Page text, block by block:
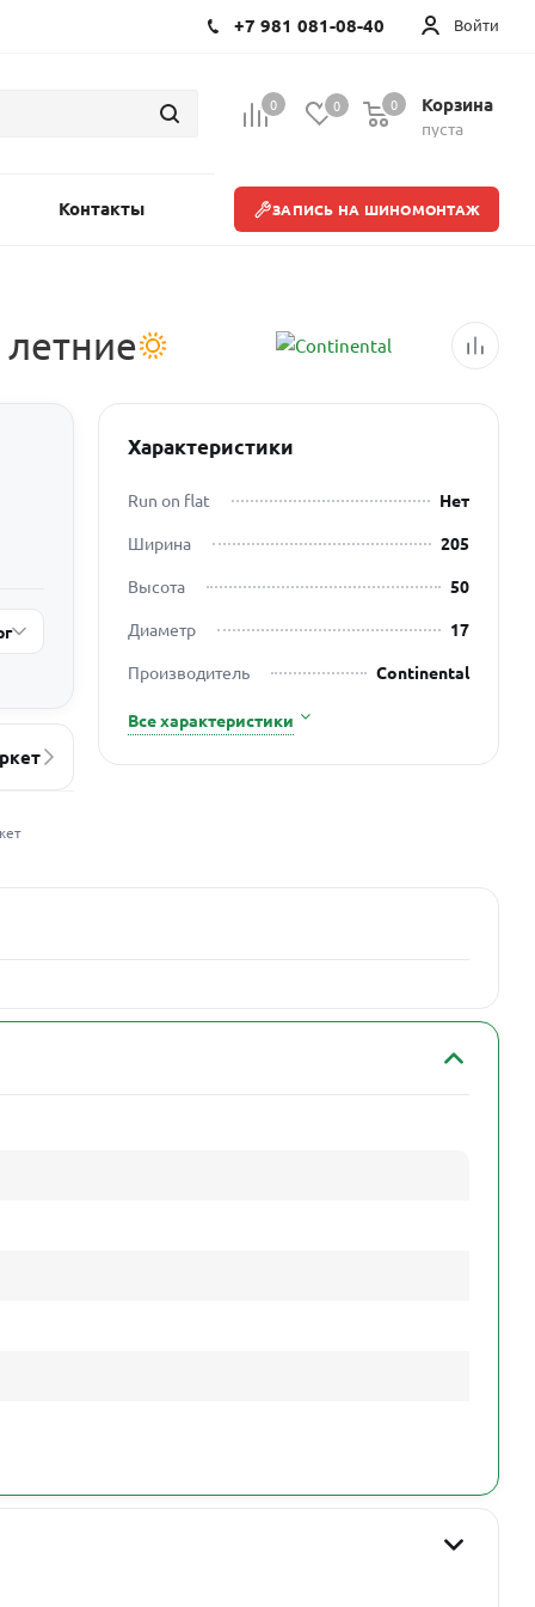
Войти
+7 981 081-08-40
0 0 Корзина
пуста
0
Контакты ЗАПИСЬ НА ШИНОМОНТАЖ
летние
Характеристики
Run on flat
Нет
Ширина
205
Высота
50
Диаметр
17
Производитель
Continental
Все характеристики